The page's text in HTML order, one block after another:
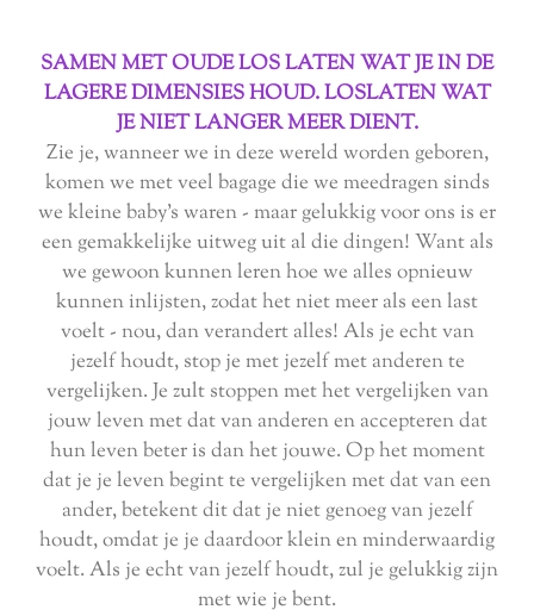
SAMEN MET OUDE LOS LATEN WAT JE IN DE
LAGERE DIMENSIES HOUD. LOSLATEN WAT
JE NIET LANGER MEER DIENT.
Zie je, wanneer we in deze wereld worden geboren,
komen we met veel bagage die we meedragen sinds
we kleine baby's waren - maar gelukkig voor ons is er
een gemakkelijke uitweg uit al die dingen! Want als
we gewoon kunnen leren hoe we alles opnieuw
kunnen inlijsten, zodat het niet meer als een last
voelt - nou, dan verandert alles! Als je echt van
jezelf houdt, stop je met jezelf met anderen te
vergelijken. Je zult stoppen met het vergelijken van
jouw leven met dat van anderen en accepteren dat
hun leven beter is dan het jouwe. Op het moment
dat je je leven begint te vergelijken met dat van een
ander, betekent dit dat je niet genoeg van jezelf
houdt, omdat je je daardoor klein en minderwaardig
voelt. Als je echt van jezelf houdt, zul je gelukkig zijn
met wie je bent.